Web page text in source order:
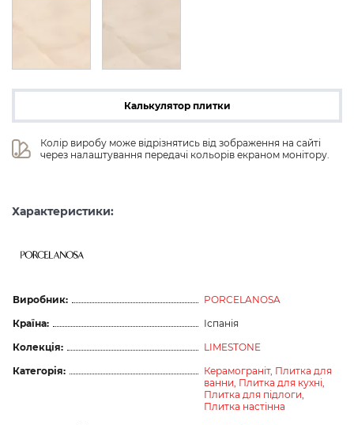
Калькулятор плитки
Колір виробу може відрізнятись від зображення на сайті
через налаштування передачі кольорів екраном монітору.
Характеристики:
Виробник:
PORCELANOSA
Країна:
Іспанія
Колекція:
LIMESTONE
Категорія:
Керамограніт, Плитка для
ванни, Плитка для кухні,
Плитка для підлоги,
Плитка настінна